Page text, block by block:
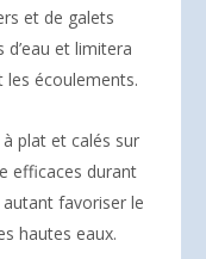
et de galets
d’eau et limitera
les écoulements.
plat et calés sur
efficaces durant
favoriser le
hautes eaux.